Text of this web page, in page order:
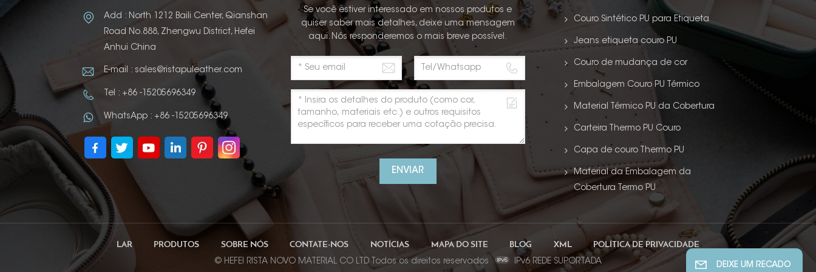
Add : North 1212 Baili Center, Qianshan
Road No.888, Zhengwu District, Hefei
Anhui China
E-mail : sales@ristapuleather.com
Tel : +86 -15205696349
WhatsApp : +86 -15205696349
Se você estiver interessado em nossos produtos e
quiser saber mais detalhes, deixe uma mensagem
aqui. Nós responderemos o mais breve possível.
ENVIAR
Couro Sintético PU para Etiqueta
Jeans etiqueta couro PU
Couro de mudança de cor
Embalagem Couro PU Térmico
Material Térmico PU da Cobertura
Carteira Thermo PU Couro
Capa de couro Thermo PU
Material da Embalagem da
Cobertura Termo PU
LAR PRODUTOS SOBRE NÓS CONTATE-NOS NOTÍCIAS MAPA DO SITE BLOG XML POLÍTICA DE PRIVACIDADE
© HEFEI RISTA NOVO MATERIAL CO LTD Todos os direitos reservados IPv6 REDE SUPORTADA DEIXE UM RECADO